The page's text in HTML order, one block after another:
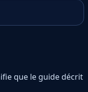
que le guide décrit